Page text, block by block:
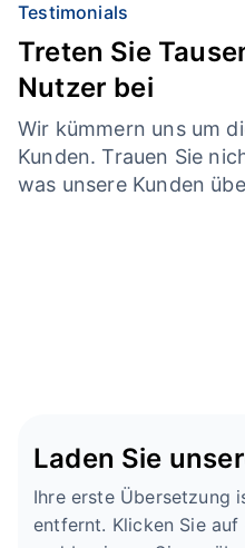
Testimonials
Treten Sie
Nutzer bei
Wir kümmern uns um
Kunden. Trauen Sie
was unsere Kunden
Laden Sie
Ihre erste Übersetzung
entfernt. Klicken Sie